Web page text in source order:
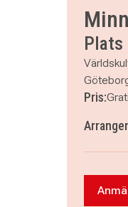
Plats
Pris: